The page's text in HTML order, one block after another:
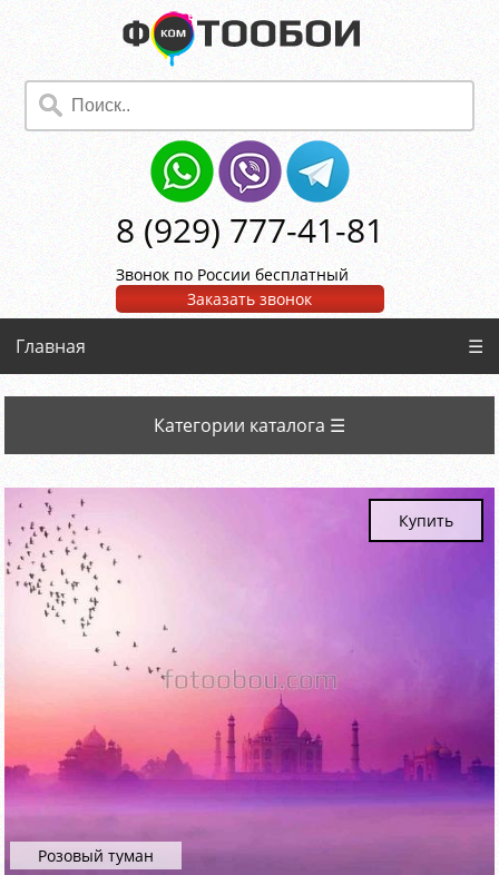
8 (929) 777-41-81
Звонок по России бесплатный
Заказать звонок
Главная ☰
Категории каталога ☰
Розовый туман
Купить